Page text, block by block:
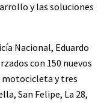
y las soluciones
Nacional, Eduardo
con 150 nuevos
motocicleta y tres
San Felipe, La 28,